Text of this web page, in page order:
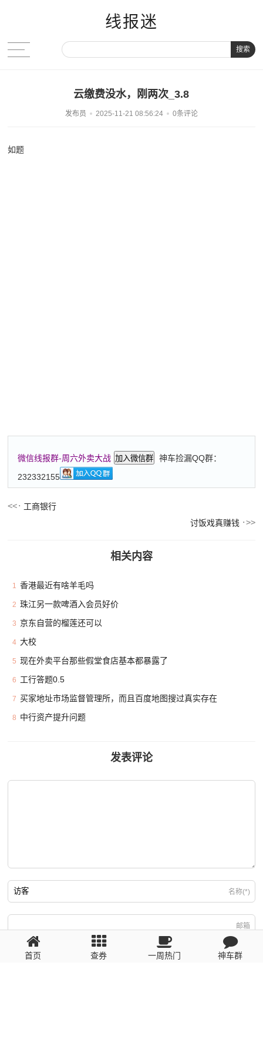
线报迷
搜索
云缴费没水，刚两次_3.8
发布员 2025-11-21 08:56:24 0条评论
如题
微信线报群-周六外卖大战 加入微信群
神车捡漏QQ群：
232332155
工商银行
讨饭戏真赚钱
相关内容
1 香港最近有啥羊毛吗
2 珠江另一款啤酒入会员好价
3 京东自营的榴莲还可以
4 大校
5 现在外卖平台那些假堂食店基本都暴露了
6 工行答题0.5
7 买家地址市场监督管理所，而且百度地图搜过真实存在
8 中行资产提升问题
发表评论
名称(*)
邮箱
回复需填写必要信息
首页 查券 一周热门 神车群